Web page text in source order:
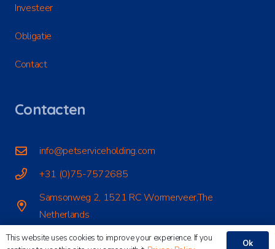
Investeer
Obligatie
Contact
Contacten
info@petserviceholding.com
+31 (0)75-7572685
Samsonweg 2, 1521 RC Wormerveer,The
Netherlands
This website uses cookies to improve your experience. If you
Ok